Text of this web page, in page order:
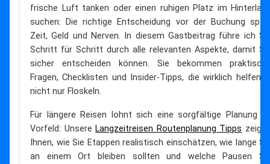
frische Luft tanken oder einen ruhigen Platz im
suchen: Die richtige Entscheidung vor der Buchung
Zeit, Geld und Nerven. In diesem Gastbeitrag führe ich
Schritt für Schritt durch alle relevanten Aspekte, damit
sicher entscheiden können. Sie bekommen
Fragen, Checklisten und Insider-Tipps, die wirklich helfen
nicht nur Floskeln.
Für längere Reisen lohnt sich eine sorgfältige Planung
Vorfeld: Unsere Langzeitreisen Routenplanung Tipps
Ihnen, wie Sie Etappen realistisch einschätzen, wie lange
an einem Ort bleiben sollten und welche Pausen